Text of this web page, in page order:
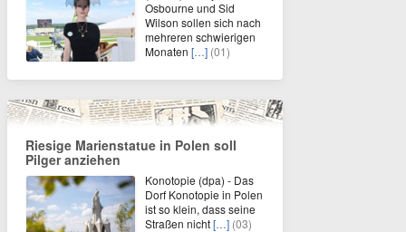
Osbourne und Sid
Wilson sollen sich nach
mehreren schwierigen
Monaten […] (01)
Riesige Marienstatue in Polen soll
Pilger anziehen
Konotopie (dpa) - Das
Dorf Konotopie in Polen
ist so klein, dass seine
Straßen nicht[…] (03)